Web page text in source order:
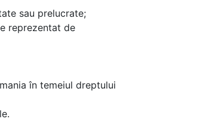
sau prelucrate;
reprezentat de
în temeiul dreptului